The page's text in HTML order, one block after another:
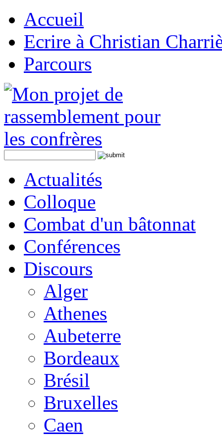
Accueil
Ecrire à Christian
Parcours
Actualités
Colloque
Combat d'un bâtonnat
Conférences
Discours
Alger
Athenes
Aubeterre
Bordeaux
Brésil
Bruxelles
Caen